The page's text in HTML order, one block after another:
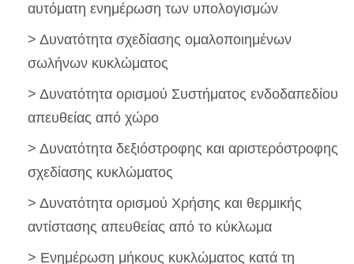
αυτόματη ενημέρωση των υπολογισμών
> Δυνατότητα σχεδίασης ομαλοποιημένων
σωλήνων κυκλώματος
> Δυνατότητα ορισμού Συστήματος ενδοδαπεδίου
απευθείας από χώρο
> Δυνατότητα δεξιόστροφης και αριστερόστροφης
σχεδίασης κυκλώματος
> Δυνατότητα ορισμού Χρήσης και θερμικής
αντίστασης απευθείας από το κύκλωμα
> Ενημέρωση μήκους κυκλώματος κατά τη